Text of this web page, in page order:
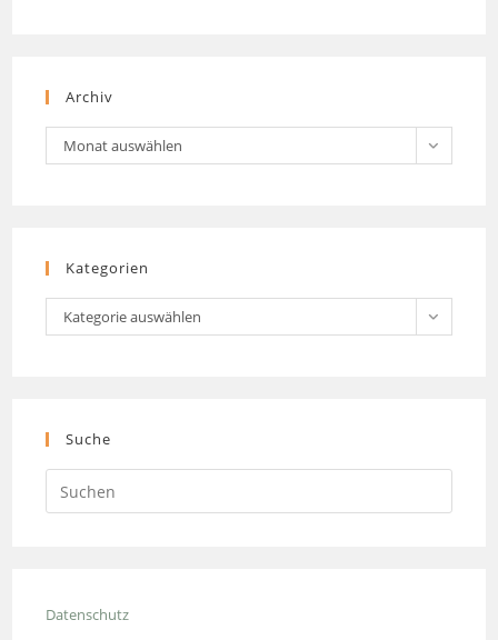
Archiv
Archiv
Monat auswählen
Kategorien
Kategorien
Kategorie auswählen
Suche
Datenschutz